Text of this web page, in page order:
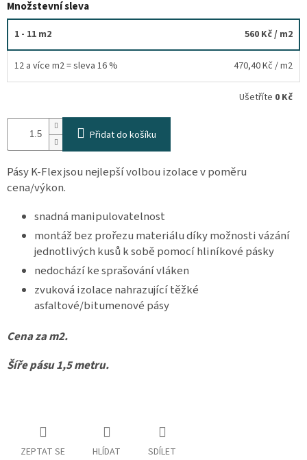
Kontakty
O
Podmínky
Obchodní
podmínky
Vrácení
zboží
Bonusový
program
Karavánek
objednávka
Množstevní sleva
1 - 11 m2 560 Kč/ m2
12 a více m2 = sleva 16 % 470,40 Kč / m2
Ušetříte 0 Kč
Přidat do košíku
Pásy K-Flex jsou nejlepší volbou izolace v poměru
cena/výkon.
snadná manipulovatelnost
montáž bez prořezu materiálu díky možnosti vázání
jednotlivých kusů k sobě pomocí hliníkové pásky
nedochází ke sprašování vláken
zvuková izolace nahrazující těžké
asfaltové/bitumenové pásy
Cena za m2.
Šíře pásu 1,5 metru.
ZEPTAT SE HLÍDAT SDÍLET